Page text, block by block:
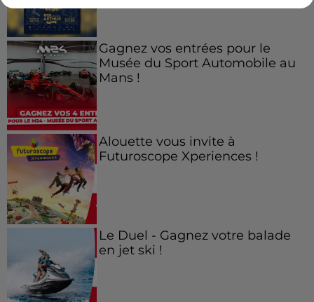
Gagnez vos entrées pour le
Musée du Sport Automobile au
Mans !
Alouette vous invite à
Futuroscope Xperiences !
Le Duel - Gagnez votre balade
en jet ski !